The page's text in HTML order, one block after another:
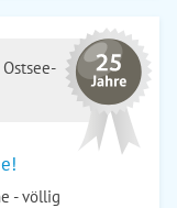
- völlig